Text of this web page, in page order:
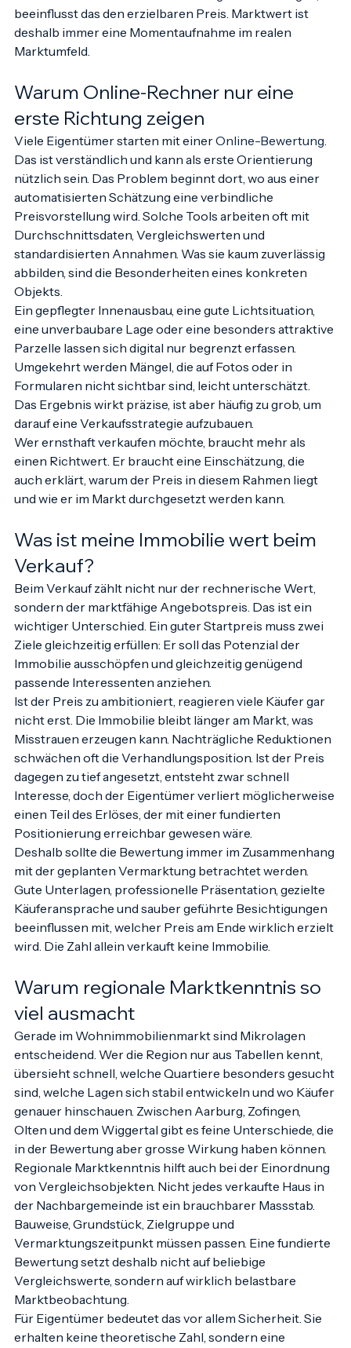
zurückhaltend ist oder Finanzierungshürden steigen,
beeinflusst das den erzielbaren Preis. Marktwert ist
deshalb immer eine Momentaufnahme im realen
Warum Online-Rechner nur eine
erste Richtung zeigen
Viele Eigentümer starten mit einer Online-Bewertung
Das ist verständlich und kann als erste Orientierung
nützlich sein. Das Problem beginnt dort, wo aus einer
automatisierten Schätzung eine verbindliche
Preisvorstellung wird. Solche Tools arbeiten oft mit
Durchschnittsdaten, Vergleichswerten und
standardisierten Annahmen. Was sie kaum zuverlässig
abbilden, sind die Besonderheiten eines konkreten
Objekts.
Ein gepflegter Innenausbau, eine gute Lichtsituation,
eine unverbaubare Lage oder eine besonders attraktive
Parzelle lassen sich digital nur begrenzt erfassen.
Umgekehrt werden Mängel, die auf Fotos oder in
Formularen nicht sichtbar sind, leicht unterschätzt.
Das Ergebnis wirkt präzise, ist aber häufig zu grob, um
darauf eine Verkaufsstrategie aufzubauen.
Wer ernsthaft verkaufen möchte, braucht mehr als
einen Richtwert. Er braucht eine Einschätzung, die
auch erklärt, warum der Preis in diesem Rahmen liegt
Was ist meine Immobilie wert beim
Verkauf?
Beim Verkauf zählt nicht nur der rechnerische Wert,
sondern der marktfähige Angebotspreis. Das ist ein
wichtiger Unterschied. Ein guter Startpreis muss zwei
Ziele gleichzeitig erfüllen: Er soll das Potenzial der
Immobilie ausschöpfen und gleichzeitig genügend
passende Interessenten anziehen.
Ist der Preis zu ambitioniert, reagieren viele Käufer gar
nicht erst. Die Immobilie bleibt länger am Markt, was
Misstrauen erzeugen kann. Nachträgliche Reduktionen
schwächen oft die Verhandlungsposition. Ist der Preis
dagegen zu tief angesetzt, entsteht zwar schnell
Interesse, doch der Eigentümer verliert möglicherweise
einen Teil des Erlöses, der mit einer fundierten
Positionierung erreichbar gewesen wäre.
Deshalb sollte die Bewertung immer im Zusammenhang
mit der geplanten Vermarktung betrachtet werden.
Gute Unterlagen, professionelle Präsentation, gezielte
Käuferansprache und sauber geführte Besichtigungen
beeinflussen mit, welcher Preis am Ende wirklich erzielt
Warum regionale Marktkenntnis so
viel ausmacht
Gerade im Wohnimmobilienmarkt sind Mikrolagen
entscheidend. Wer die Region nur aus Tabellen kennt,
übersieht schnell, welche Quartiere besonders gesucht
sind, welche Lagen sich stabil entwickeln und wo Käufer
genauer hinschauen. Zwischen Aarburg, Zofingen,
Olten und dem Wiggertal gibt es feine Unterschiede, die
in der Bewertung aber grosse Wirkung haben können.
Regionale Marktkenntnis hilft auch bei der Einordnung
von Vergleichsobjekten. Nicht jedes verkaufte Haus in
der Nachbargemeinde ist ein brauchbarer Massstab.
Bauweise, Grundstück, Zielgruppe und
Vermarktungszeitpunkt müssen passen. Eine fundierte
Bewertung setzt deshalb nicht auf beliebige
Vergleichswerte, sondern auf wirklich belastbare
Marktbeobachtung.
Für Eigentümer bedeutet das vor allem Sicherheit. Sie